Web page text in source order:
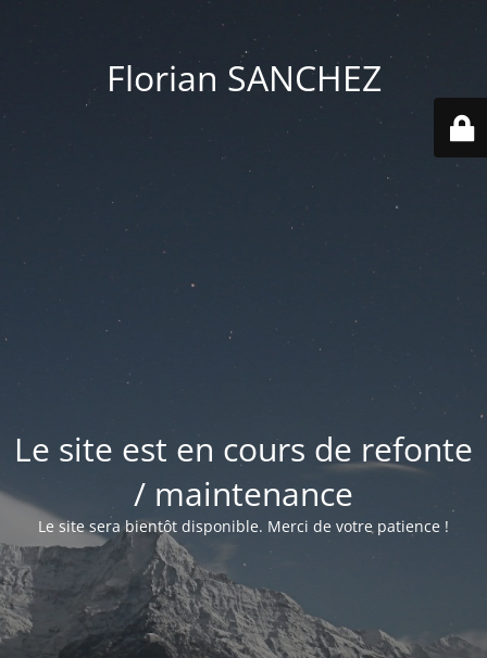
Florian SANCHEZ
Le site est en cours de refonte
/ maintenance
Le site sera bientôt disponible. Merci de votre patience !